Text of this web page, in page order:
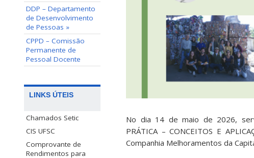
DDP – Departamento
de Desenvolvimento
de Pessoas »
CPPD – Comissão
Permanente de
Pessoal Docente
LINKS ÚTEIS
Chamados Setic
CIS UFSC
Comprovante de
Rendimentos para
No dia 14 de maio de 2026,
PRÁTICA – CONCEITOS E
Companhia Melhoramentos da